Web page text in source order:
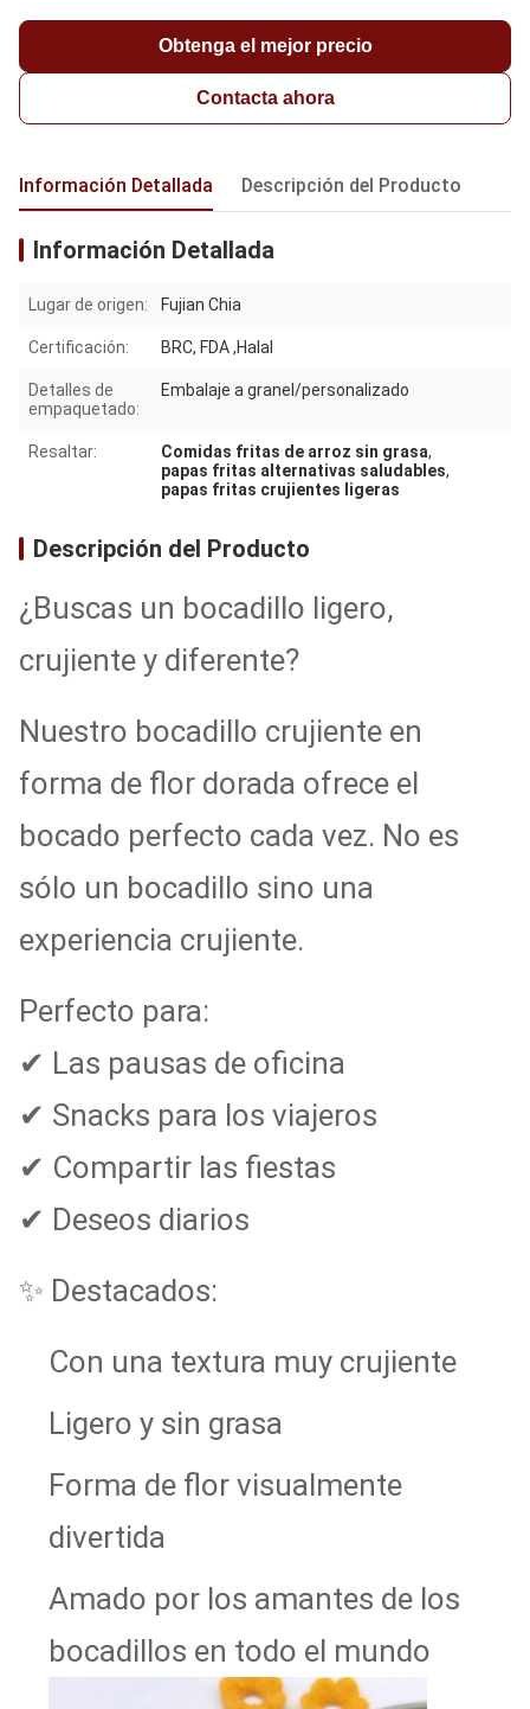
Obtenga el mejor precio
Contacta ahora
Información Detallada Descripción del Producto
Información Detallada
Lugar de origen: Fujian Chia
Certificación: BRC, FDA ,Halal
Detalles de
empaquetado:
Embalaje a granel/personalizado
Resaltar: Comidas fritas de arroz sin grasa,
papas fritas alternativas saludables,
papas fritas crujientes ligeras
Descripción del Producto
¿Buscas un bocadillo ligero,
crujiente y diferente?
Nuestro bocadillo crujiente en
forma de flor dorada ofrece el
bocado perfecto cada vez. No es
sólo un bocadillo sino una
experiencia crujiente.
Perfecto para:
✔ Las pausas de oficina
✔ Snacks para los viajeros
✔ Compartir las fiestas
✔ Deseos diarios
✨ Destacados:
Con una textura muy crujiente
Ligero y sin grasa
Forma de flor visualmente
divertida
Amado por los amantes de los
bocadillos en todo el mundo